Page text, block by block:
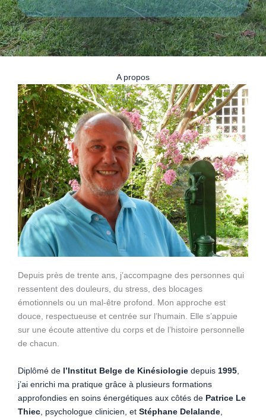
A propos
Depuis près de trente ans, j’accompagne des personnes qui
ressentent des douleurs, du stress, des blocages
émotionnels ou un mal-être profond. Mon approche est
douce, respectueuse et centrée sur l’humain. Elle s’appuie
sur une écoute attentive du corps et de l’histoire personnelle
de chacun.
Diplômé de l’Institut Belge de Kinésiologie depuis 1995
j’ai enrichi ma pratique grâce à plusieurs formations
approfondies en soins énergétiques aux côtés de Patrice Le
Thiec , psychologue clinicien, et Stéphane Delalande